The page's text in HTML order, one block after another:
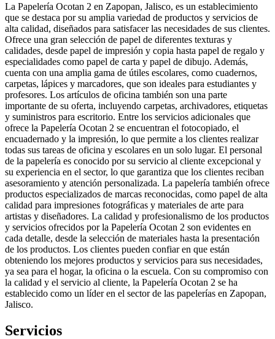
La Papelería Ocotan 2 en Zapopan, Jalisco, es un establecimiento
que se destaca por su amplia variedad de productos y servicios de
alta calidad, diseñados para satisfacer las necesidades de sus clientes.
Ofrece una gran selección de papel de diferentes texturas y
calidades, desde papel de impresión y copia hasta papel de regalo y
especialidades como papel de carta y papel de dibujo. Además,
cuenta con una amplia gama de útiles escolares, como cuadernos,
carpetas, lápices y marcadores, que son ideales para estudiantes y
profesores. Los artículos de oficina también son una parte
importante de su oferta, incluyendo carpetas, archivadores, etiquetas
y suministros para escritorio. Entre los servicios adicionales que
ofrece la Papelería Ocotan 2 se encuentran el fotocopiado, el
encuadernado y la impresión, lo que permite a los clientes realizar
todas sus tareas de oficina y escolares en un solo lugar. El personal
de la papelería es conocido por su servicio al cliente excepcional y
su experiencia en el sector, lo que garantiza que los clientes reciban
asesoramiento y atención personalizada. La papelería también ofrece
productos especializados de marcas reconocidas, como papel de alta
calidad para impresiones fotográficas y materiales de arte para
artistas y diseñadores. La calidad y profesionalismo de los productos
y servicios ofrecidos por la Papelería Ocotan 2 son evidentes en
cada detalle, desde la selección de materiales hasta la presentación
de los productos. Los clientes pueden confiar en que están
obteniendo los mejores productos y servicios para sus necesidades,
ya sea para el hogar, la oficina o la escuela. Con su compromiso con
la calidad y el servicio al cliente, la Papelería Ocotan 2 se ha
establecido como un líder en el sector de las papelerías en Zapopan,
Jalisco.
Servicios